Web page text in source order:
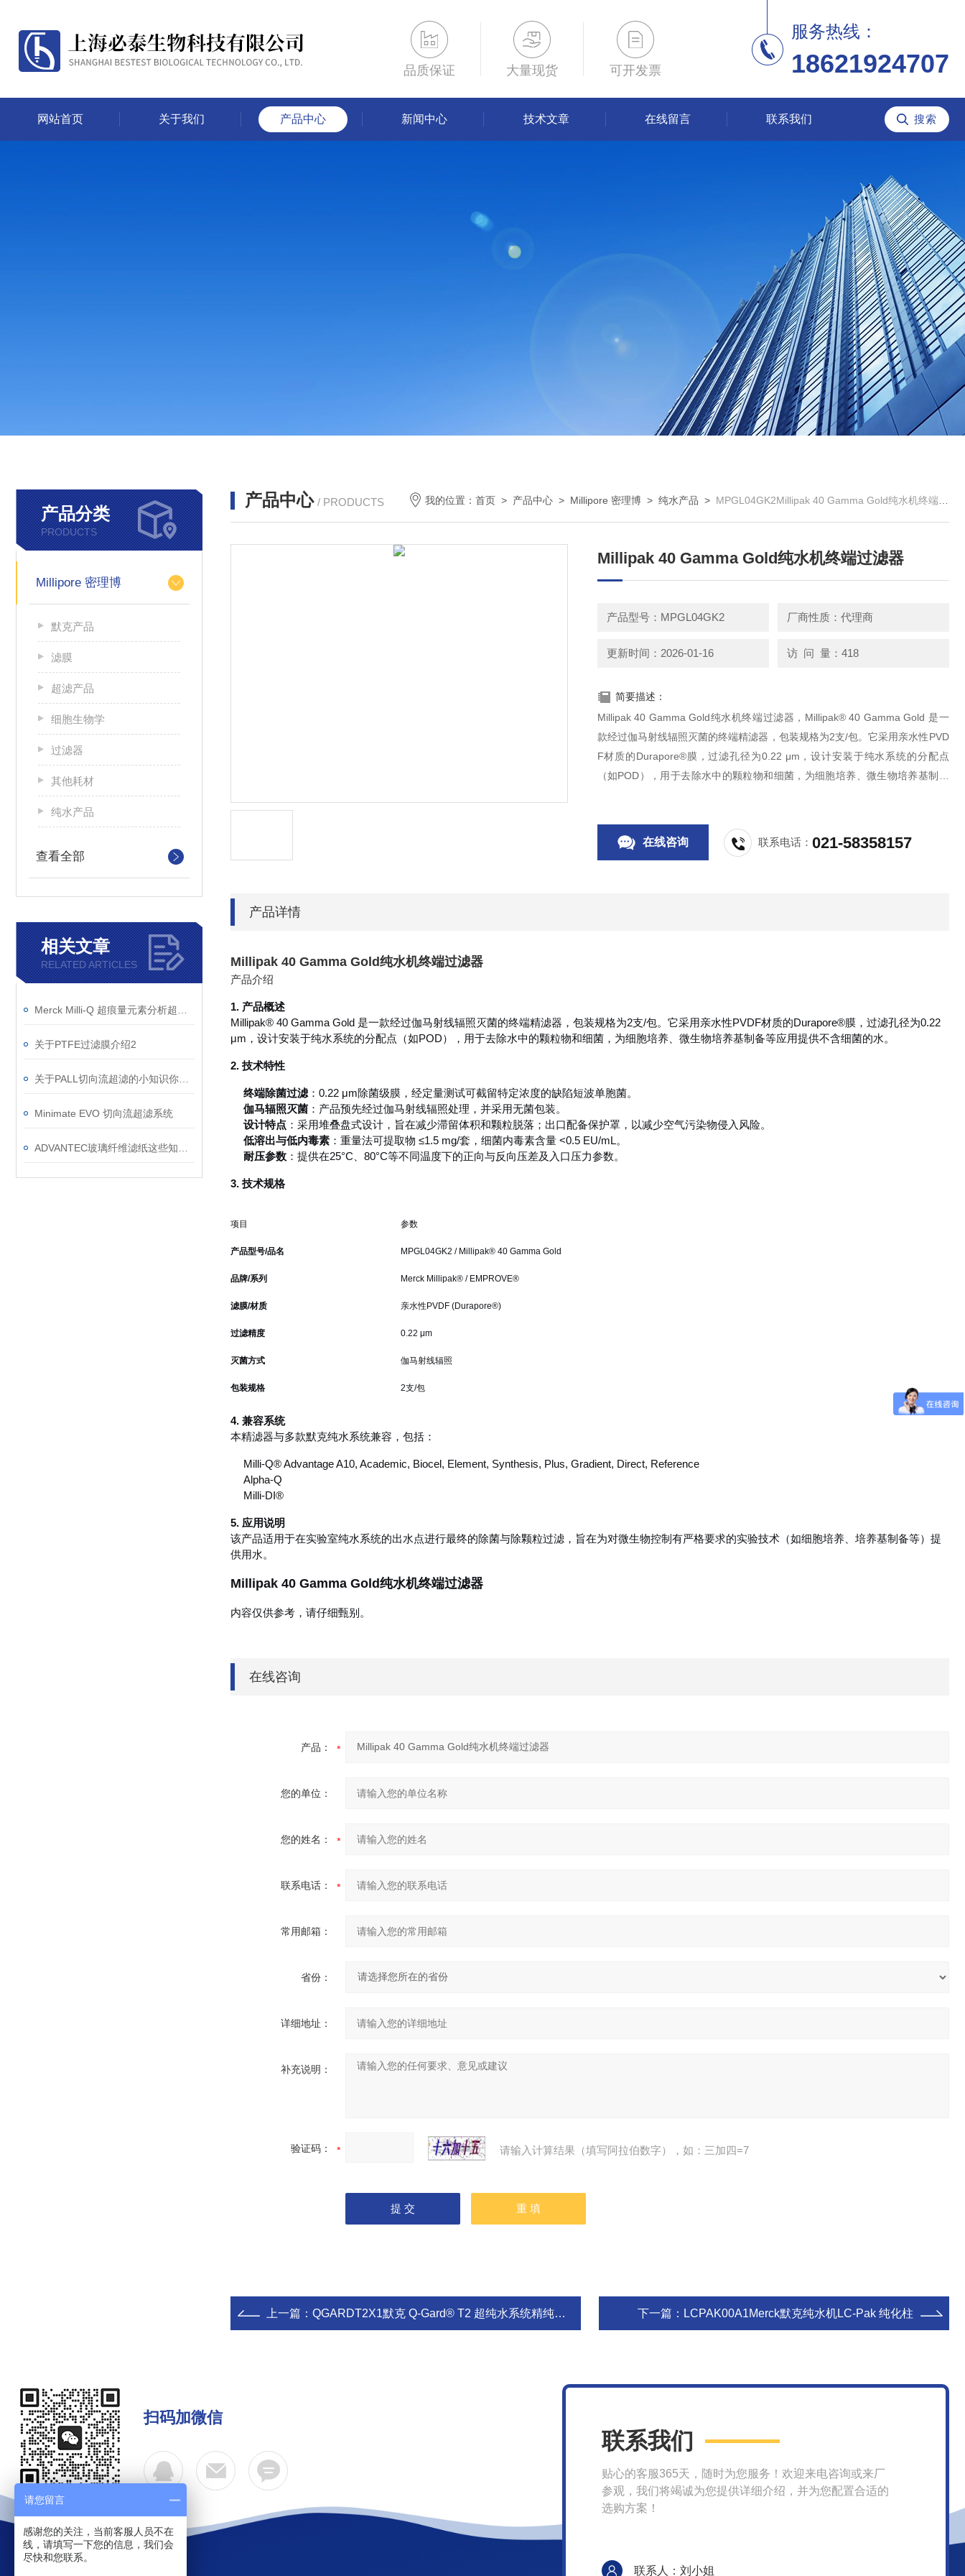
品质保证 大量现货 可开发票
服务热线：
18621924707
网站首页 关于我们 产品中心 新闻中心 技术文章 在线留言 联系我们
产品分类
PRODUCTS
Millipore 密理博
默克产品
滤膜
超滤产品
细胞生物学
过滤器
其他耗材
纯水产品
查看全部
相关文章
RELATED ARTICLES
关于PTFE过滤膜介绍2
Minimate EVO 切向流超滤系统
产品中心 / PRODUCTS 我的位置：首页 > 产品中心 > Millipore 密理博 >纯水产品 > MPGL04GK2Millipak 40 Gamma Gold纯水机终端过滤器
Millipak 40 Gamma Gold纯水机终端过滤器
产品型号：MPGL04GK2 厂商性质：代理商
更新时间：2026-01-16 访 问 量：418
简要描述：
Millipak 40 Gamma Gold纯水机终端过滤器，Millipak® 40 Gamma Gold 是一
款经过伽马射线辐照灭菌的终端精滤器，包装规格为2支/包。它采用亲水性PVD
F材质的Durapore®膜，过滤孔径为0.22 μm，设计安装于纯水系统的分配点
（如POD），用于去除水中的颗粒物和细菌，为细胞培养、微生物培养基制备
在线咨询 联系电话：021-58358157
产品详情
Millipak 40 Gamma Gold纯水机终端过滤器
产品介绍
1. 产品概述
Millipak® 40 Gamma Gold 是一款经过伽马射线辐照灭菌的终端精滤器，包装规格为2支/包。它采用亲水性PVDF材质的Durapore®膜，过滤孔径为0.22
μm，设计安装于纯水系统的分配点（如POD），用于去除水中的颗粒物和细菌，为细胞培养、微生物培养基制备等应用提供不含细菌的水。
2. 技术特性
终端除菌过滤 ：0.22 μm除菌级膜，经定量测试可截留特定浓度的缺陷短波单胞菌。
伽马辐照灭菌 ：产品预先经过伽马射线辐照处理，并采用无菌包装。
设计特点 ：采用堆叠盘式设计，旨在减少滞留体积和颗粒脱落；出口配备保护罩，以减少空气污染物侵入风险。
低溶出与低内毒素 ：重量法可提取物 ≤1.5 mg/套，细菌内毒素含量 <0.5 EU/mL。
耐压参数 ：提供在25°C、80°C等不同温度下的正向与反向压差及入口压力参数。
3. 技术规格
项目 参数
产品型号/品名 MPGL04GK2 / Millipak® 40 Gamma Gold
品牌/系列 Merck Millipak® / EMPROVE®
滤膜/材质 亲水性PVDF (Durapore®)
过滤精度 0.22 μm
灭菌方式 伽马射线辐照
包装规格 2支/包
4. 兼容系统
本精滤器与多款默克纯水系统兼容，包括：
Milli-Q® Advantage A10, Academic, Biocel, Element, Synthesis, Plus, Gradient, Direct, Reference
Alpha-Q
Milli-DI®
5. 应用说明
该产品适用于在实验室纯水系统的出水点进行最终的除菌与除颗粒过滤，旨在为对微生物控制有严格要求的实验技术（如细胞培养、培养基制备等）提
供用水。
Millipak 40 Gamma Gold纯水机终端过滤器
内容仅供参考，请仔细甄别。
在线咨询
产品：
您的单位：
您的姓名：
联系电话：
常用邮箱：
省份：
详细地址：
补充说明：
验证码： 请输入计算结果（填写阿拉伯数字），如：三加四=7
上一篇： QGARDT2X1默克 Q-Gard® T2 超纯水系统精纯化柱 下一篇： LCPAK00A1Merck默克纯水机LC-Pak 纯化柱
扫码加微信
联系我们
贴心的客服365天，随时为您服务！欢迎来电咨询或来厂
参观，我们将竭诚为您提供详细介绍，并为您配置合适的
选购方案！
联系人：刘小姐
请您留言
感谢您的关注，当前客服人员不在
线，请填写一下您的信息，我们会
尽快和您联系。